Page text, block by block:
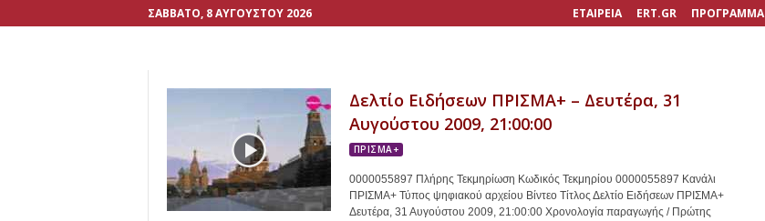
ΣΆΒΒΑΤΟ, 8 ΑΥΓΟΎΣΤΟΥ 2026 ΕΤΑΙΡΕΙΑ ERT.GR ΠΡΟΓΡΑΜΜΑ
Δελτίο Ειδήσεων ΠΡΙΣΜΑ+ – Δευτέρα, 31
Αυγούστου 2009, 21:00:00
ΠΡΙΣΜΑ+
0000055897 Πλήρης Τεκμηρίωση Κωδικός Τεκμηρίου 0000055897 Κανάλι
ΠΡΙΣΜΑ+ Τύπος ψηφιακού αρχείου Βίντεο Τίτλος Δελτίο Ειδήσεων ΠΡΙΣΜΑ+
Δευτέρα, 31 Αυγούστου 2009, 21:00:00 Χρονολογία παραγωγής / Πρώτης